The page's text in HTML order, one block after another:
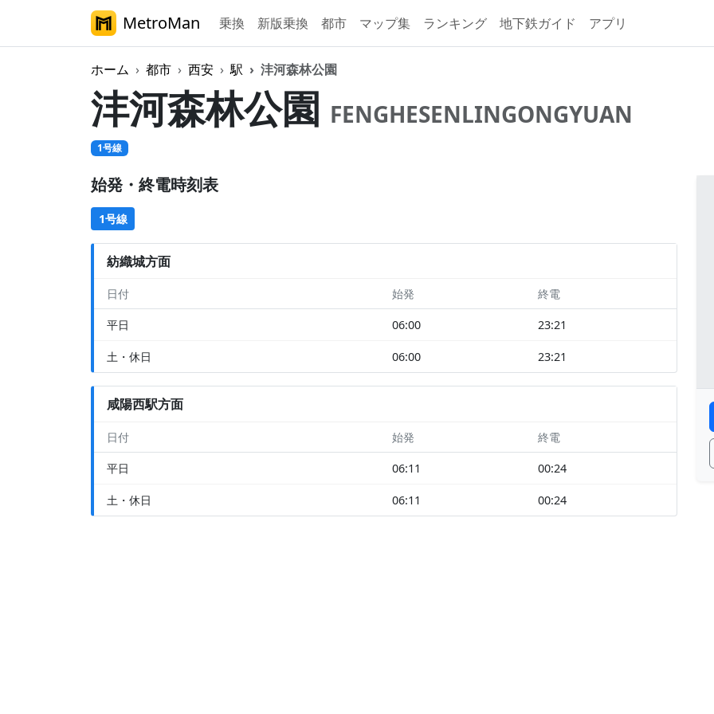
MetroMan 乗換 新版乗換 都市 マップ集 ランキング 地下鉄ガイド アプリ
ホーム 都市 西安 駅 沣河森林公園
沣河森林公園 FENGHESENLINGONGYUAN
1号線
始発・終電時刻表
1号線
紡織城方面
日付 始発 終電
平日 06:00 23:21
土・休日 06:00 23:21
咸陽西駅方面
日付 始発 終電
平日 06:11 00:24
土・休日 06:11 00:24